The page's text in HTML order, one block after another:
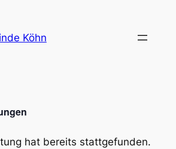
Köhn
hat bereits stattgefunden.